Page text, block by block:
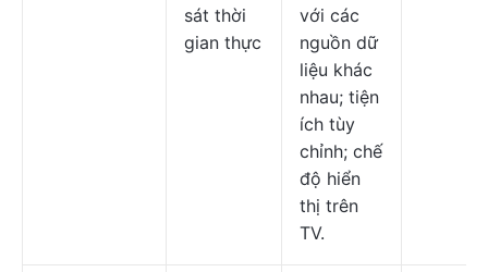
sát thời
gian thực
với các
nguồn dữ
liệu khác
nhau; tiện
ích tùy
chỉnh; chế
độ hiển
thị trên
TV.